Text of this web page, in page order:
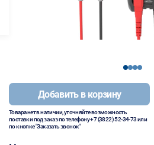
1234
Добавить в корзину
Товара нет в наличии, уточняйте возможность
поставки под заказ по телефону+7 (3822) 52-34-73или
по кнопке "Заказать звонок"